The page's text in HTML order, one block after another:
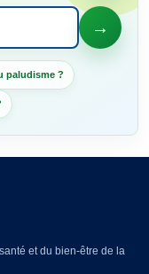
→
paludisme ?
et du bien-être de la